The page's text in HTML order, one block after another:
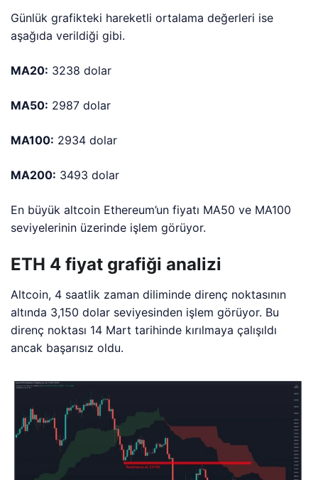
Günlük grafikteki hareketli ortalama değerleri ise
aşağıda verildiği gibi.
MA20: 3238 dolar
MA50: 2987 dolar
MA100: 2934 dolar
MA200: 3493 dolar
En büyük altcoin Ethereum’un fiyatı MA50 ve MA100
seviyelerinin üzerinde işlem görüyor.
ETH 4 fiyat grafiği analizi
Altcoin, 4 saatlik zaman diliminde direnç noktasının
altında 3,150 dolar seviyesinden işlem görüyor. Bu
direnç noktası 14 Mart tarihinde kırılmaya çalışıldı
ancak başarısız oldu.